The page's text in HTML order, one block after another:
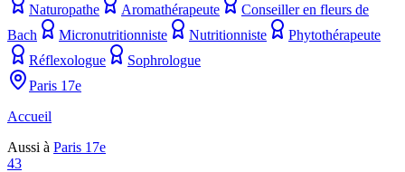
Naturopathe Aromathérapeute
Conseiller en fleurs de
Bach
Micronutritionniste Nutritionniste
Phytothérapeute
Réflexologue
Sophrologue
Paris 17e
Accueil
Aussi à Paris 17e
43